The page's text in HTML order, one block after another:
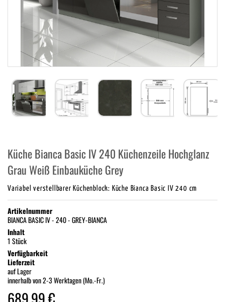
Küche Bianca Basic IV 240 Küchenzeile Hochglanz
Grau Weiß Einbauküche Grey
Variabel verstellbarer Küchenblock: Küche Bianca Basic IV 240 cm
Artikelnummer
BIANCA BASIC IV - 240 - GREY-BIANCA
Inhalt
1 Stück
Verfügbarkeit
Lieferzeit
auf Lager
innerhalb von 2-3 Werktagen (Mo.-Fr.)